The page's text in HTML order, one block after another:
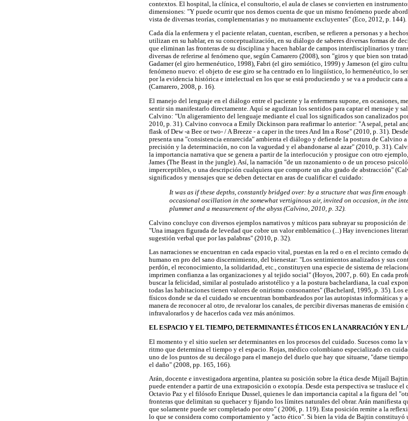
contextos. El hospital, la clínica, el consultorio, el aula de clases se convierten en
dimensiones: "Y puede ocurrir que nos demos cuenta de que un mismo fenómeno puede
vista de diversas teorías, complementarias y no mutuamente excluyentes" (Eco, 2012, p. 144).
Cada día la enfermera y el paciente relatan, cuentan, escriben, se refieren a personas y a
utilizan en su hablar, en su conceptualización, en su diálogo de saberes diversas formas de
que eliminan las fronteras de su disciplina y hacen hablar de campos interdisciplinarios y
diversas de referirse al fenómeno que, según Camarero (2008), son "giros y que bien son
Gadamer (el giro hermenéutico, 1998), Fabri (el giro semiótico, 1999) y Jameson (el giro
fenómeno nuevo: el objeto de ese giro se ha centrado en lo lingüístico, lo hermenéutico, lo
por la evidencia histórica e intelectual en los que se está produciendo y se va a producir cara
(Camarero, 2008, p. 16).
El manejo del lenguaje en el diálogo entre el paciente y la enfermera supone, en ocasiones,
sentir sin manifestarlo directamente. Aquí se agudizan los sentidos para captar el mensaje y
Calvino: "Un aligeramiento del lenguaje mediante el cual los significados son canalizados
2010, p. 31). Calvino convoca a Emily Dickinson para reafirmar lo anterior: "A sepal, petal
flask of Dew -a Bee or two- / A Breeze - a caper in the trees And Im a Rose" (2010, p. 31).
presenta una "consistencia enrarecida" ambienta el diálogo y defiende la postura de Calvino
precisión y la determinación, no con la vaguedad y el abandonarse al azar" (2010, p. 31).
la importancia narrativa que se genera a partir de la interlocución y prosigue con otro
James (The Beast in the jungle). Así, la narración "de un razonamiento o de un proceso
imperceptibles, o una descripción cualquiera que comporte un alto grado de abstracción"
significados y mensajes que se deben detectar en aras de cualificar el cuidado:
It was as if these depths, constantly bridged over: by a structure that was firm
occasional oscillation in the somewhat vertiginous air, invited on occasion, in the
plummet and a measurement of the abyss (Calvino, 2010, p. 32).
Calvino concluye con diversos ejemplos narrativos y míticos para subrayar su proposición
"Una imagen figurada de levedad que cobre un valor emblemático (...) Hay invenciones
sugestión verbal que por las palabras" (2010, p. 32).
Las narraciones se encuentran en cada espacio vital, puestas en la red o en el recinto cerrado
humano en pro del sano discernimiento, del bienestar: "Los sentimientos analizados y sus
perdón, el reconocimiento, la solidaridad, etc., constituyen una especie de sistema de
imprimen confianza a las organizaciones y al tejido social" (Hoyos, 2007, p. 60). En cada
buscar la felicidad, similar al postulado aristotélico y a la postura bachelardiana, la cual
todas las habitaciones tienen valores de onirismo consonantes" (Bachelard, 1995, p. 35). Los
físicos donde se da el cuidado se encuentran bombardeados por las autopistas informáticas y
manera de reconocer al otro, de revalorar los canales, de percibir diversas maneras de emisión
infravalorarlos y de hacerlos cada vez más anónimos.
EL ESPACIO Y EL TIEMPO, DETERMINANTES ÉTICOS EN LA NARRACIÓN Y EN
El momento y el sitio suelen ser determinantes en los procesos del cuidado. Sucesos como
ritmo que determina el tiempo y el espacio. Rojas, médico colombiano especializado en
uno de los puntos de su decálogo para el manejo del duelo que hay que situarse, "darse
el daño" (2008, pp. 165, 166).
Arán, docente e investigadora argentina, plantea su posición sobre la ética desde Mijaíl
puede entender a partir de una extraposición o exotopía. Desde esta perspectiva se trasluce
Octavio Paz y el filósofo Enrique Dussel, quienes le dan importancia capital a la figura del
fronteras que delimitan su quehacer y fijando los límites naturales del obrar. Arán manifiesta
que solamente puede ser completado por otro" ( 2006, p. 119). Esta posición remite a la
lo que se considera como comportamiento y "acto ético". Si bien la vida de Bajtin constituyó